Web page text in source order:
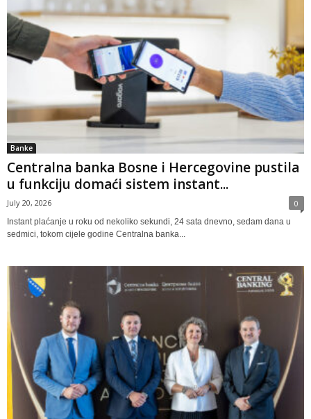
Banke
Centralna banka Bosne i Hercegovine pustila
u funkciju domaći sistem instant...
July 20, 2026 0
Instant plaćanje u roku od nekoliko sekundi, 24 sata dnevno, sedam dana u
sedmici, tokom cijele godine Centralna banka...